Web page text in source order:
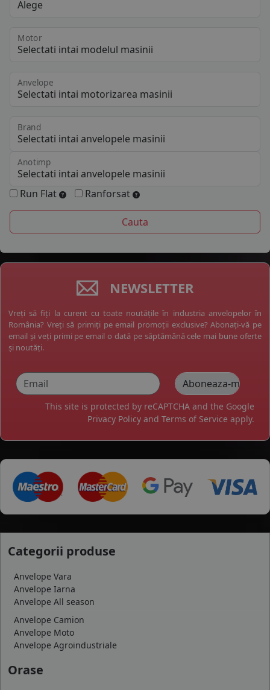
Motor
Anvelope
Brand
Anotimp
Run Flat Ranforsat
NEWSLETTER
Vreți să fiți la curent cu toate noutățile în industria anvelopelor în
România? Vreți să primiți pe email promoții exclusive? Abonați-vă pe
email și veți primi pe email o dată pe săptămână cele mai bune oferte
și noutăți.
This site is protected by reCAPTCHA and the Google
Privacy Policy and Terms of Service apply.
Categorii produse
Anvelope Vara
Anvelope Iarna
Anvelope All season
Anvelope Camion
Anvelope Moto
Anvelope Agroindustriale
Orase